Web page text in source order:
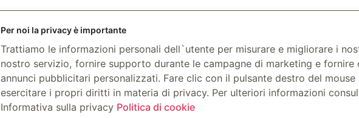
Per noi la privacy è importante
Trattiamo le informazioni personali dell`utente per misurare e migliorare i
nostro servizio, fornire supporto durante le campagne di marketing e fornire
annunci pubblicitari personalizzati. Fare clic con il pulsante destro del mouse
esercitare i propri diritti in materia di privacy. Per ulteriori informazioni
Informativa sulla privacy Politica di cookie